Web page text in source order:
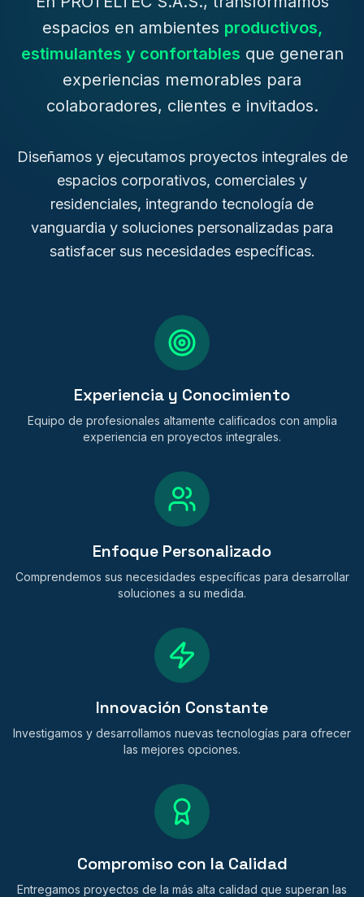
espacios en ambientes productivos,
estimulantes y confortables que generan
experiencias memorables para
colaboradores, clientes e invitados.
Diseñamos y ejecutamos proyectos integrales de
espacios corporativos, comerciales y
residenciales, integrando tecnología de
vanguardia y soluciones personalizadas para
satisfacer sus necesidades específicas.
Experiencia y Conocimiento
Equipo de profesionales altamente calificados con amplia
experiencia en proyectos integrales.
Enfoque Personalizado
Comprendemos sus necesidades específicas para desarrollar
soluciones a su medida.
Innovación Constante
Investigamos y desarrollamos nuevas tecnologías para ofrecer
las mejores opciones.
Compromiso con la Calidad
Entregamos proyectos de la más alta calidad que superan las